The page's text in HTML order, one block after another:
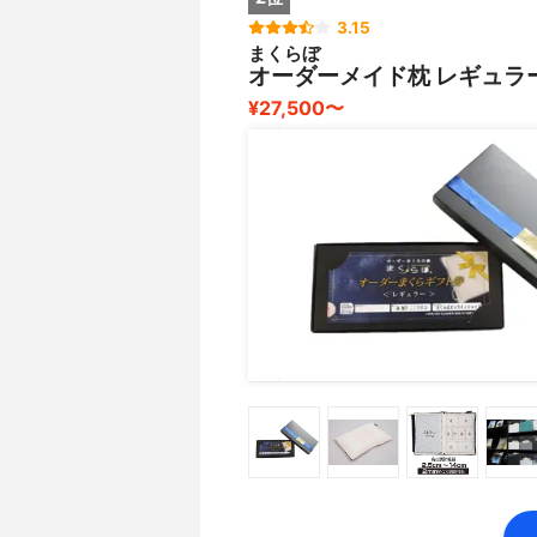
3.15
まくらぼ
オーダーメイド枕 レギュラ
¥27,500〜